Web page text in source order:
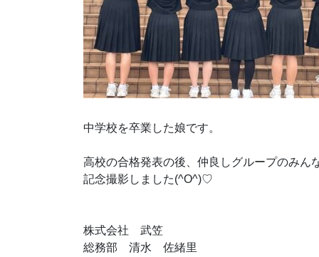
中学校を卒業した娘です。
高校の合格発表の後、仲良しグループのみん
記念撮影しました(^O^)♡
株式会社 武笠
総務部 清水 佐緒里